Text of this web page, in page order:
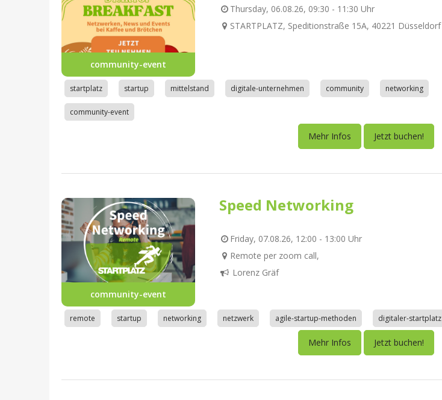
community-event
Thursday, 06.08.26, 09:30 - 11:30 Uhr
STARTPLATZ, Speditionstraße 15A, 40221 Düsseldorf
startplatz startup mittelstand digitale-unternehmen community networking
community-event
Mehr Infos Jetzt buchen!
community-event
Speed Networking
Friday, 07.08.26, 12:00 - 13:00 Uhr
Remote per zoom call,
Lorenz Gräf
remote startup networking netzwerk agile-startup-methoden digitaler-startplatz
Mehr Infos Jetzt buchen!